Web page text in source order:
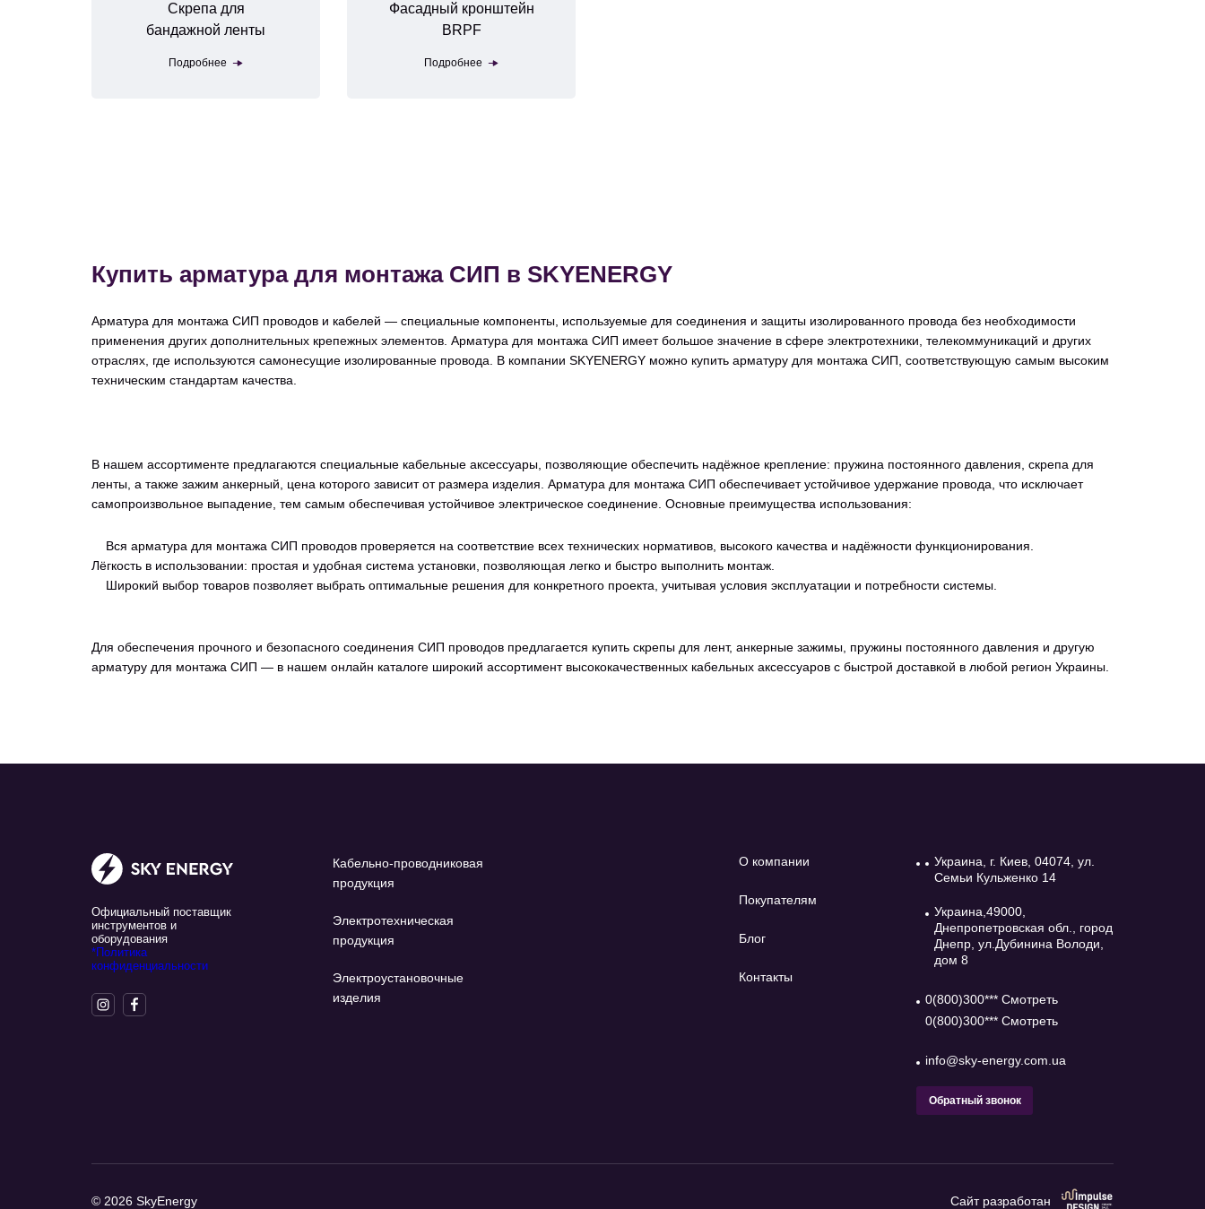
Скрепа для
бандажной ленты
Подробнее
Фасадный кронштейн
BRPF
Подробнее
Купить арматура для монтажа СИП в SKYENERGY
Арматура для монтажа СИП проводов и кабелей — специальные компоненты, используемые для соединения и защиты изолированного провода без необходимости
применения других дополнительных крепежных элементов. Арматура для монтажа СИП имеет большое значение в сфере электротехники, телекоммуникаций и других
отраслях, где используются самонесущие изолированные провода. В компании SKYENERGY можно купить арматуру для монтажа СИП, соответствующую самым высоким
техническим стандартам качества.
В нашем ассортименте предлагаются специальные кабельные аксессуары, позволяющие обеспечить надёжное крепление: пружина постоянного давления, скрепа для
ленты, а также зажим анкерный, цена которого зависит от размера изделия. Арматура для монтажа СИП обеспечивает устойчивое удержание провода, что исключает
самопроизвольное выпадение, тем самым обеспечивая устойчивое электрическое соединение. Основные преимущества использования:
Вся арматура для монтажа СИП проводов проверяется на соответствие всех технических нормативов, высокого качества и надёжности функционирования.
Лёгкость в использовании: простая и удобная система установки, позволяющая легко и быстро выполнить монтаж.
Широкий выбор товаров позволяет выбрать оптимальные решения для конкретного проекта, учитывая условия эксплуатации и потребности системы.
Для обеспечения прочного и безопасного соединения СИП проводов предлагается купить скрепы для лент, анкерные зажимы, пружины постоянного давления и другую
арматуру для монтажа СИП — в нашем онлайн каталоге широкий ассортимент высококачественных кабельных аксессуаров с быстрой доставкой в любой регион Украины.
Официальный поставщик
инструментов и
оборудования
*Политика
конфиденциальности
Кабельно-проводниковая
продукция
Электротехническая
продукция
Электроустановочные
изделия
О компании
Покупателям
Блог
Контакты
Украина, г. Киев, 04074, ул.
Семьи Кульженко 14
Украина,49000,
Днепропетровская обл., город
Днепр, ул.Дубинина Володи,
дом 8
0(800)300*** Смотреть
0(800)300*** Смотреть
info@sky-energy.com.ua
Обратный звонок
© 2026 SkyEnergy Сайт разработан